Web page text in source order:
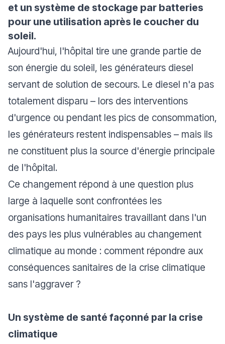
et un système de stockage par batteries
pour une utilisation après le coucher du
soleil.
Aujourd'hui, l'hôpital tire une grande partie de
son énergie du soleil, les générateurs diesel
servant de solution de secours. Le diesel n'a pas
totalement disparu – lors des interventions
d'urgence ou pendant les pics de consommation,
les générateurs restent indispensables – mais ils
ne constituent plus la source d'énergie principale
de l'hôpital.
Ce changement répond à une question plus
large à laquelle sont confrontées les
organisations humanitaires travaillant dans l'un
des pays les plus vulnérables au changement
climatique au monde : comment répondre aux
conséquences sanitaires de la crise climatique
sans l'aggraver ?
Un système de santé façonné par la crise
climatique